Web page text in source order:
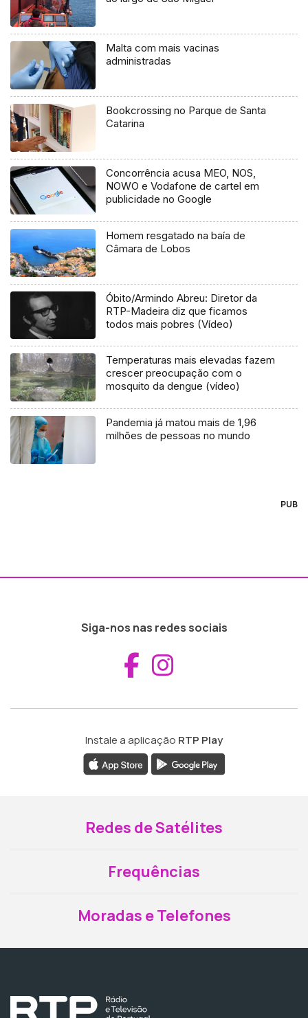
Malta com mais vacinas
administradas
Bookcrossing no Parque de Santa
Catarina
Concorrência acusa MEO, NOS,
NOWO e Vodafone de cartel em
publicidade no Google
Homem resgatado na baía de
Câmara de Lobos
Óbito/Armindo Abreu: Diretor da
RTP-Madeira diz que ficamos
todos mais pobres (Vídeo)
Temperaturas mais elevadas fazem
crescer preocupação com o
mosquito da dengue (vídeo)
Pandemia já matou mais de 1,96
milhões de pessoas no mundo
PUB
Siga-nos nas redes sociais
Aceder ao
Instale a aplicação RTP Play
Redes de Satélites
Frequências
Moradas e Telefones